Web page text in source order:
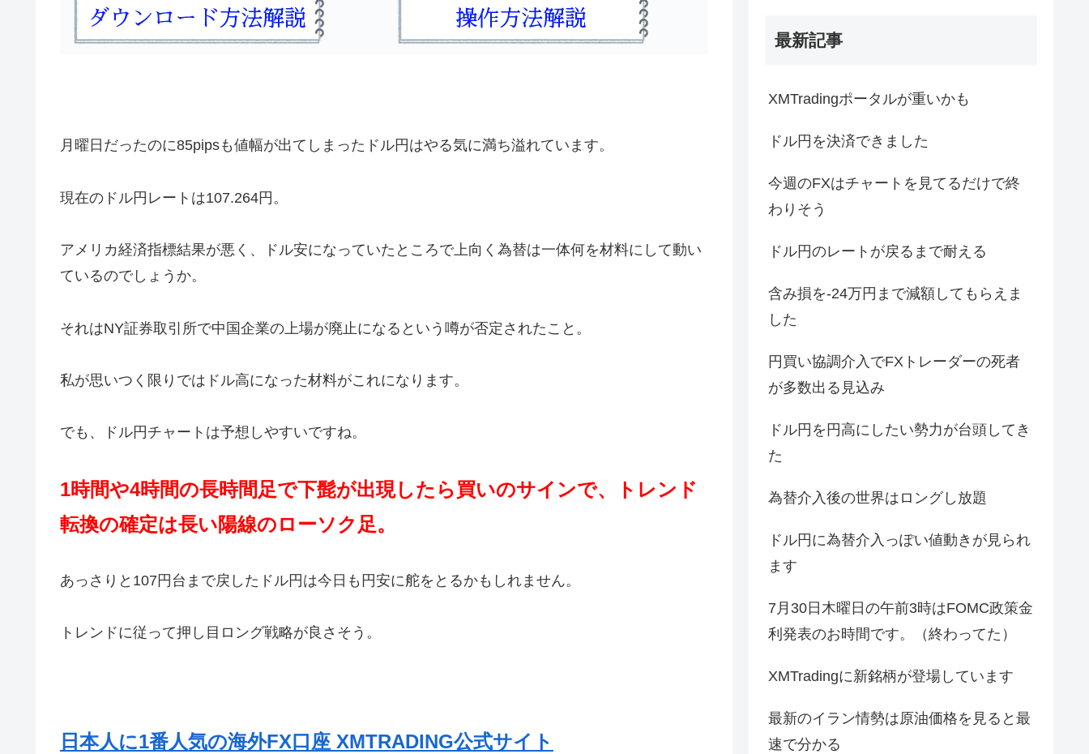
月曜日だったのに85pipsも値幅が出てしまったドル円はやる気に満ち溢れています。
現在のドル円レートは107.264円。
アメリカ経済指標結果が悪く、ドル安になっていたところで上向く為替は一体何を材料にして動い
ているのでしょうか。
それはNY証券取引所で中国企業の上場が廃止になるという噂が否定されたこと。
私が思いつく限りではドル高になった材料がこれになります。
でも、ドル円チャートは予想しやすいですね。
1時間や4時間の長時間足で下髭が出現したら買いのサインで、トレンド
転換の確定は長い陽線のローソク足。
あっさりと107円台まで戻したドル円は今日も円安に舵をとるかもしれません。
トレンドに従って押し目ロング戦略が良さそう。
日本人に1番人気の海外FX口座 XMTRADING公式サイト
最新記事
XMTradingポータルが重いかも
ドル円を決済できました
今週のFXはチャートを見てるだけで終
わりそう
ドル円のレートが戻るまで耐える
含み損を-24万円まで減額してもらえま
した
円買い協調介入でFXトレーダーの死者
が多数出る見込み
ドル円を円高にしたい勢力が台頭してき
た
為替介入後の世界はロングし放題
ドル円に為替介入っぽい値動きが見られ
ます
7月30日木曜日の午前3時はFOMC政策金
利発表のお時間です。（終わってた）
XMTradingに新銘柄が登場しています
最新のイラン情勢は原油価格を見ると最
速で分かる